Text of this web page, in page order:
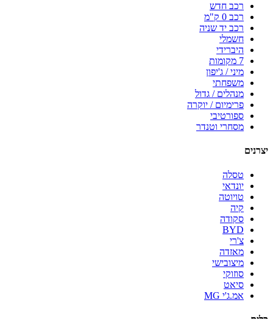
רכב חדש
רכב 0 ק"מ
רכב יד שניה
חשמלי
היברידי
7 מקומות
מיני / ג'יפון
משפחתי
מנהלים / גדול
פרימיום / יוקרה
ספורטיבי
מסחרי וטנדר
יצרנים
טסלה
יונדאי
טויוטה
קיה
סקודה
BYD
צ'רי
מאזדה
מיצובישי
סוזוקי
סיאט
אמ.ג'י MG